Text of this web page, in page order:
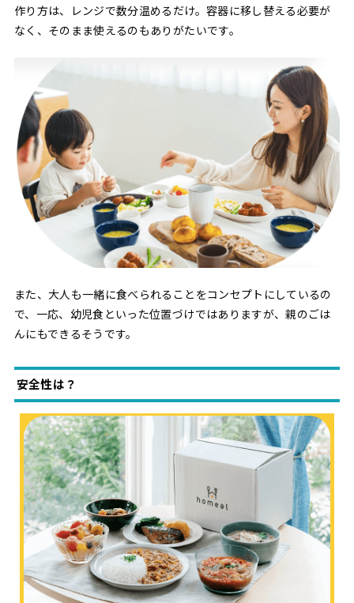
作り方は、レンジで数分温めるだけ。容器に移し替える必要が
なく、そのまま使えるのもありがたいです。
また、大人も一緒に食べられることをコンセプトにしているの
で、一応、幼児食といった位置づけではありますが、親のごは
んにもできるそうです。
安全性は？